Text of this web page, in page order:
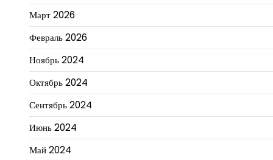
Март 2026
Февраль 2026
Ноябрь 2024
Октябрь 2024
Сентябрь 2024
Июнь 2024
Май 2024